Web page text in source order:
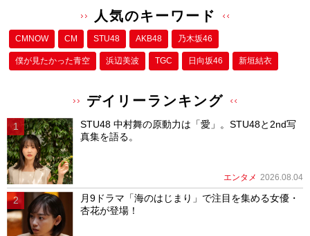
人気のキーワード
CMNOW CM STU48 AKB48 乃木坂46
僕が⾒たかった⻘空 浜辺美波 TGC 日向坂46 新垣結衣
デイリーランキング
STU48 中村舞の原動力は「愛」。STU48と2nd写
真集を語る。
エンタメ 2026.08.04
月9ドラマ「海のはじまり」で注目を集める女優・
杏花が登場！